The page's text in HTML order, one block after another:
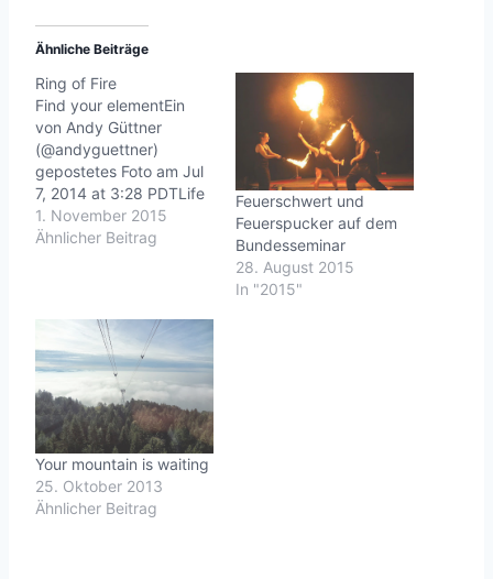
Ähnliche Beiträge
Ring of Fire
Find your elementEin
von Andy Güttner
(@andyguettner)
gepostetes Foto am Jul
7, 2014 at 3:28 PDTLife
is good. www.andy-
guettner.de |
1. November 2015
Ähnlicher Beitrag
Feuerschwert und
Feuerspucker auf dem
Bundesseminar
28. August 2015
In "2015"
Your mountain is waiting
25. Oktober 2013
Ähnlicher Beitrag